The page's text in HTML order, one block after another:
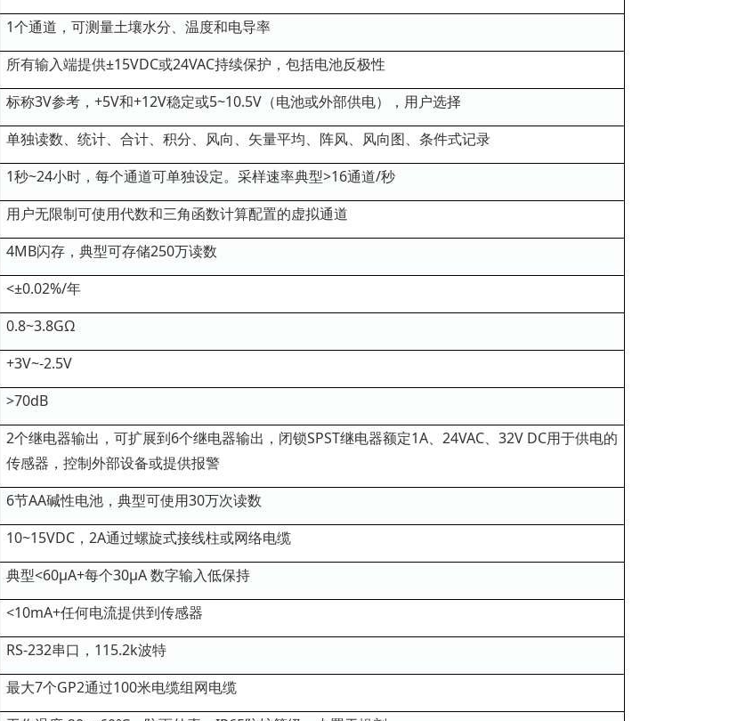
1个通道，可测量土壤水分、温度和电导率
所有输入端提供±15VDC或24VAC持续保护，包括电池反极性
标称3V参考，+5V和+12V稳定或5~10.5V（电池或外部供电），用户选择
单独读数、统计、合计、积分、风向、矢量平均、阵风、风向图、条件式记录
1秒~24小时，每个通道可单独设定。采样速率典型>16通道/秒
用户无限制可使用代数和三角函数计算配置的虚拟通道
4MB闪存，典型可存储250万读数
<±0.02%/年
0.8~3.8GΩ
+3V~-2.5V
>70dB
2个继电器输出，可扩展到6个继电器输出，闭锁SPST继电器额定1A、24VAC、32V DC用于供电的
传感器，控制外部设备或提供报警
6节AA碱性电池，典型可使用30万次读数
10~15VDC，2A通过螺旋式接线柱或网络电缆
典型<60μA+每个30μA 数字输入低保持
<10mA+任何电流提供到传感器
RS-232串口，115.2k波特
最大7个GP2通过100米电缆组网电缆